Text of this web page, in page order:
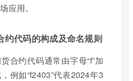
应用。
约代码的构成及命名规则
合约代码通常由字母“f”加
例如“f2403”代表2024年3